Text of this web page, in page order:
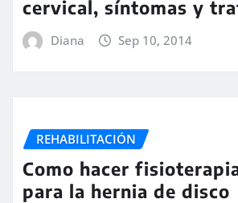
cervical, síntomas y
Diana Sep 10, 2014
REHABILITACIÓN
Como hacer
para la hernia de disco